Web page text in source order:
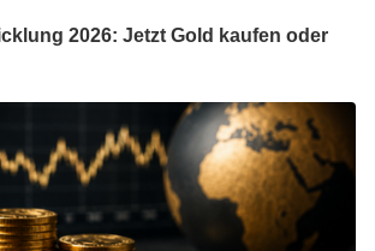
2026: Jetzt Gold kaufen oder